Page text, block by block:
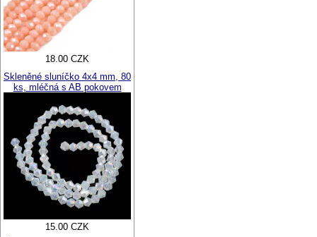
18.00 CZK
Skleněné sluníčko 4x4 mm, 80
ks, mléčná s AB pokovem
15.00 CZK